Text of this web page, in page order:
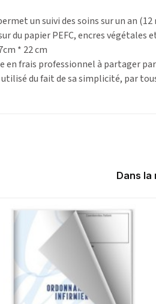
un suivi des soins sur un an
du papier PEFC, encres végétales
* 22 cm
en frais professionnel à partager
du fait de sa simplicité, par
Dans la